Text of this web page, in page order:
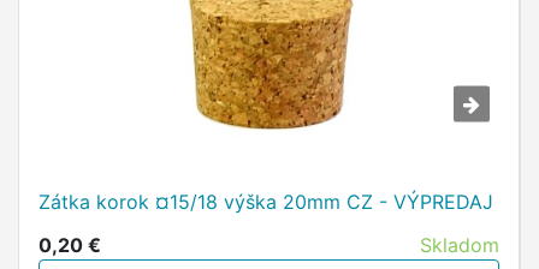
Zátka korok ¤15/18 výška 20mm CZ - VÝPREDAJ
0,20 €
Skladom